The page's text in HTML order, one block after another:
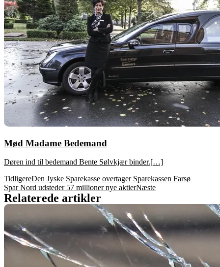
Mød Madame Bedemand
Døren ind til bedemand Bente Sølvkjær binder.[…]
TidligereDen Jyske Sparekasse overtager Sparekassen Farsø
Spar Nord udsteder 57 millioner nye aktierNæste
Relaterede artikler